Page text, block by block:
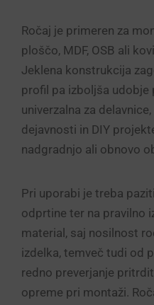
Ročaj je primeren za
ploščo, MDF, OSB ali
Jeklena konstrukcija
profil pa izboljša udobje
univerzalna za
dejavnosti in DIY
nadgradnjo ali obnovo
Pri uporabi je treba
odprtine ter na pravilno
material, saj nosilnost
izdelka, temveč tudi od
redno preverjanje
opreme pri montaži.